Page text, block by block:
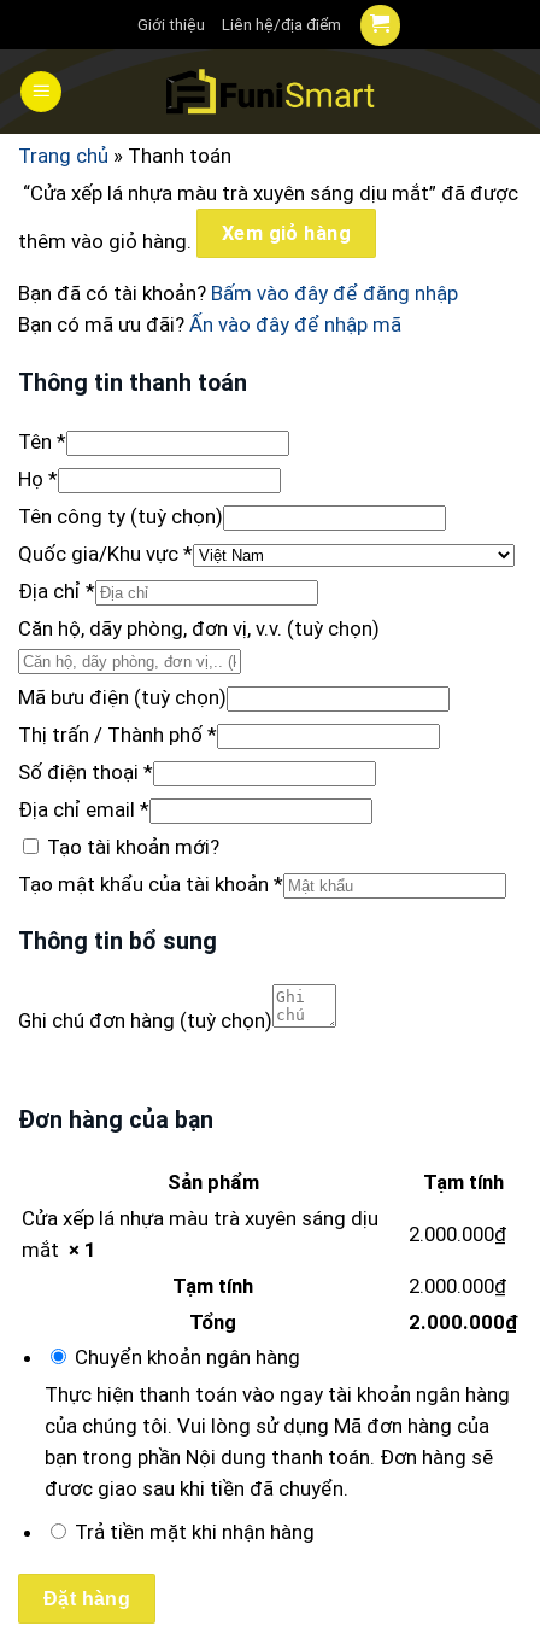
đến
nội
dung
Giới thiệu Liên hệ/địa điểm
Trang chủ » Thanh toán
“Cửa xếp lá nhựa màu trà xuyên sáng dịu mắt” đã được
thêm vào giỏ hàng. Xem giỏ hàng
Bạn đã có tài khoản? Bấm vào đây để đăng nhập
Bạn có mã ưu đãi? Ấn vào đây để nhập mã
Thông tin thanh toán
Tên *
Họ *
Tên công ty (tuỳ chọn)
Quốc gia/Khu vực *
Địa chỉ *
Căn hộ, dãy phòng, đơn vị, v.v. (tuỳ chọn)
Mã bưu điện (tuỳ chọn)
Thị trấn / Thành phố *
Số điện thoại *
Địa chỉ email *
Tạo tài khoản mới?
Tạo mật khẩu của tài khoản *
Thông tin bổ sung
Ghi chú đơn hàng (tuỳ chọn)
Đơn hàng của bạn
Sản phẩm
Tạm tính
Cửa xếp lá nhựa màu trà xuyên sáng dịu
mắt × 1
2.000.000₫
Tạm tính 2.000.000₫
Tổng
2.000.000₫
Chuyển khoản ngân hàng
Thực hiện thanh toán vào ngay tài khoản ngân hàng
của chúng tôi. Vui lòng sử dụng Mã đơn hàng của
bạn trong phần Nội dung thanh toán. Đơn hàng sẽ
đươc giao sau khi tiền đã chuyển.
Trả tiền mặt khi nhận hàng
Đặt hàng